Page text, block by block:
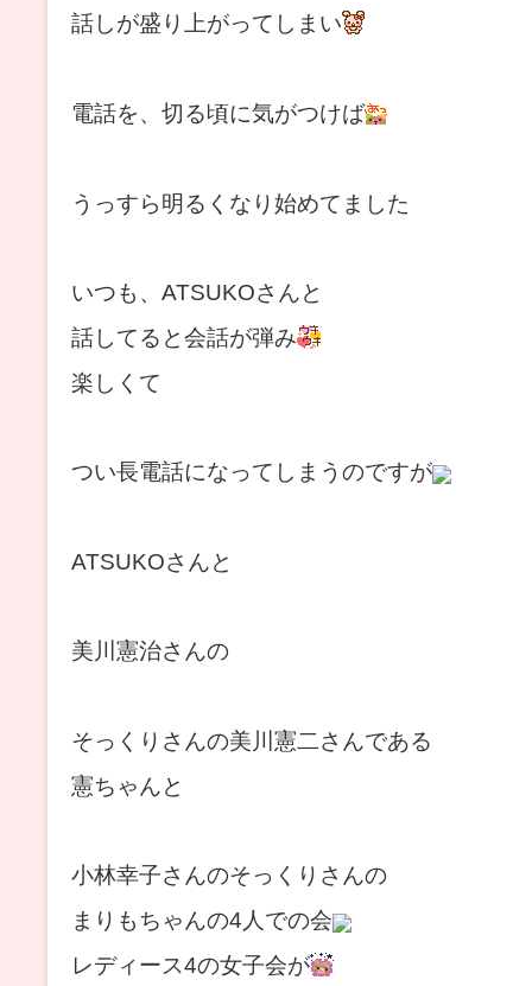
話しが盛り上がってしまい
電話を、切る頃に気がつけば
うっすら明るくなり始めてました
いつも、ATSUKOさんと
話してると会話が弾み
楽しくて
つい長電話になってしまうのですが
ATSUKOさんと
美川憲治さんの
そっくりさんの美川憲二さんである
憲ちゃんと
小林幸子さんのそっくりさんの
まりもちゃんの4人での会
レディース4の女子会が